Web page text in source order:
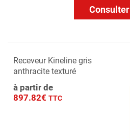
Consulter
Receveur Kineline gris
anthracite texturé
à partir de
897.82€ TTC